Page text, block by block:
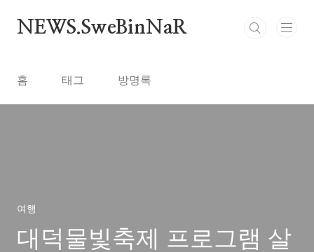
NEWS.SweBinNaR
홈 태그 방명록
여행
대덕물빛축제 프로그램 살